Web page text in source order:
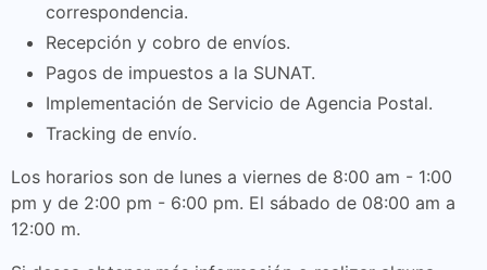
correspondencia.
Recepción y cobro de envíos.
Pagos de impuestos a la SUNAT.
Implementación de Servicio de Agencia Postal.
Tracking de envío.
Los horarios son de lunes a viernes de 8:00 am - 1:00
pm y de 2:00 pm - 6:00 pm. El sábado de 08:00 am a
12:00 m.